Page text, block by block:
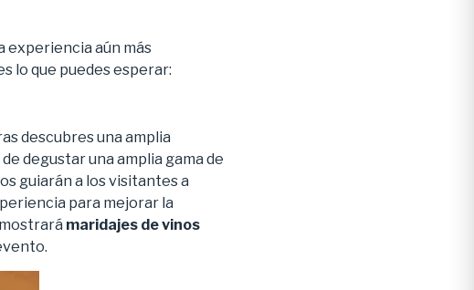
experiencia aún más
lo que puedes esperar:
descubres una amplia
degustar una amplia gama de
guiarán a los visitantes a
para mejorar la
maridajes de vinos